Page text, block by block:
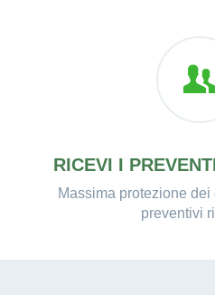
RICEVI I
Massima protezione
preventivi